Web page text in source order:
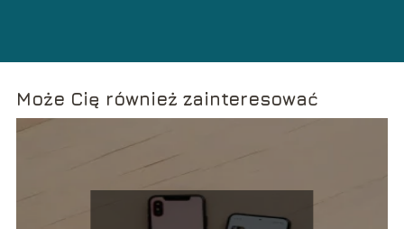
Może Cię również zainteresować